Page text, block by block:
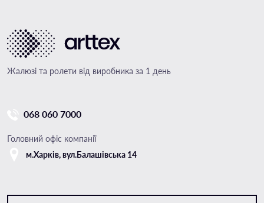
Жалюзі та ролети від виробника за 1 день
068 060 7000
Головний офіс компанії
м.Харкiв, вул.Балашівська 14